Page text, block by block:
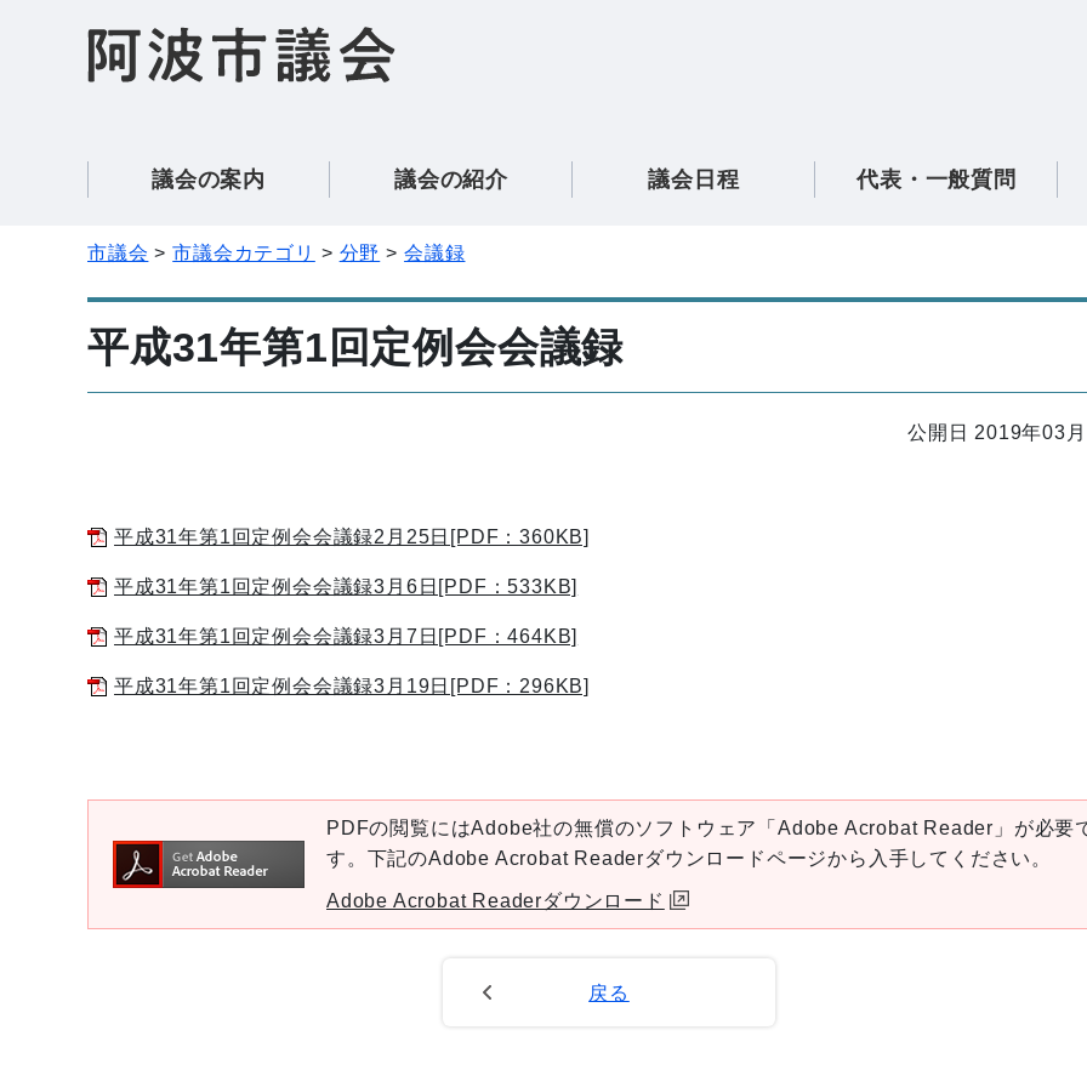
議会の案内 議会の紹介 議会日程 代表・一般質問
市議会 市議会カテゴリ 分野 会議録
平成31年第1回定例会会議録
公開日 2019年03
平成31年第1回定例会会議録2月25日[PDF：360KB]
平成31年第1回定例会会議録3月6日[PDF：533KB]
平成31年第1回定例会会議録3月7日[PDF：464KB]
平成31年第1回定例会会議録3月19日[PDF：296KB]
PDFの閲覧にはAdobe社の無償のソフトウェア「Adobe Acrobat Reader」が必要
す。下記のAdobe Acrobat Readerダウンロードページから入手してください。
Adobe Acrobat Readerダウンロード
戻る